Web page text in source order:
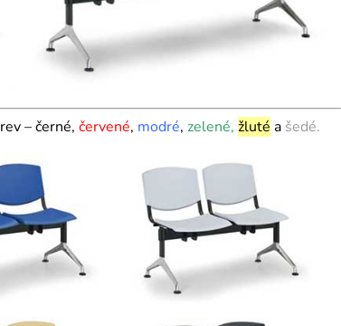
– černé,červené, modré, zelené,žluté a šedé.